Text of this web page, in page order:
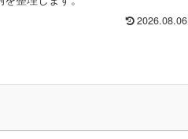
2026.08.06